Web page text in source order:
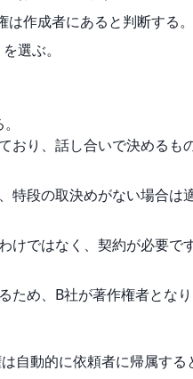
作成者にあると判断する。
選ぶ。
り、話し合いで決めるも
段の取決めがない場合は
ではなく、契約が必要です
め、B社が著作権者となり
自動的に依頼者に帰属す